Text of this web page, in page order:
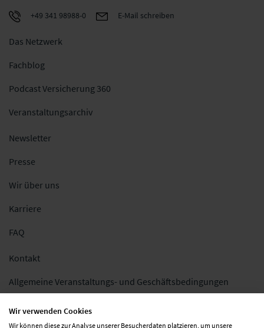
+49 341 98988-0 E-Mail schreiben
Das Netzwerk
Fachblog
Podcast Versicherung 360
Veranstaltungsarchiv
Newsletter
Presse
Wir über uns
Karriere
FAQ
Kontakt
Allgemeine Veranstaltungs- und Geschäftsbedingungen
Wir verwenden Cookies
Wir können diese zur Analyse unserer Besucherdaten platzieren, um unsere